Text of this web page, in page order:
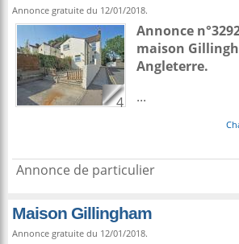
Annonce gratuite du 12/01/2018.
4
Annonce
maison
Angleterre.
...
Annonce de particulier
Maison Gillingham
Annonce gratuite du 12/01/2018.